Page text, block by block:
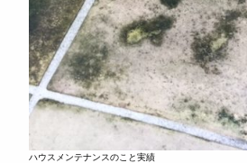
ハウスメンテナンスのこと実績